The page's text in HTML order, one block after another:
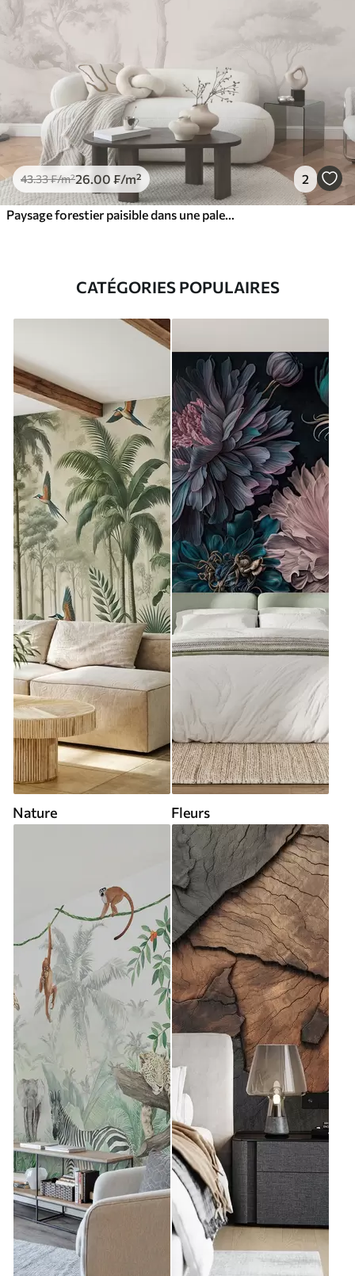
43.33₣/m²26.00 ₣/m² 2
Paysage forestier paisible dans une palette de couleurs beiges
CATÉGORIES POPULAIRES
Nature Fleurs